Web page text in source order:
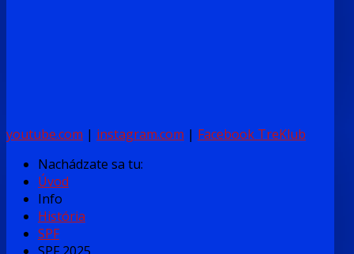
youtube.com | instagram.com | Facebook TreKlub
Nachádzate sa tu:
Úvod
Info
História
SPF